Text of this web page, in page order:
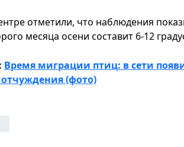
отметили, что наблюдения
месяца осени составит 6-12
Время миграции птиц: в сети
(фото)